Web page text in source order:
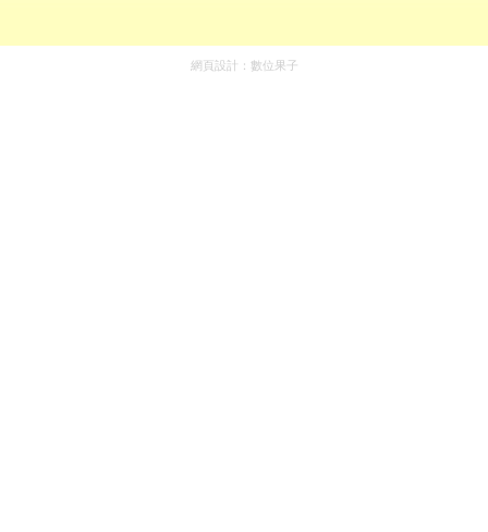
網頁設計： 數位果子